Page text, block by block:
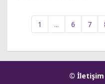
1 ... 6 7
© İletişim